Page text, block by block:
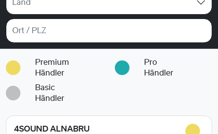
Land
Premium
Händler
Pro
Händler
Basic
Händler
4SOUND ALNABRU